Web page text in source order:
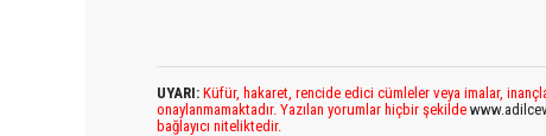
UYARI: Küfür, hakaret, rencide edici cümleler veya imalar,
onaylanmamaktadır. Yazılan yorumlar hiçbir şekilde
bağlayıcı niteliktedir.